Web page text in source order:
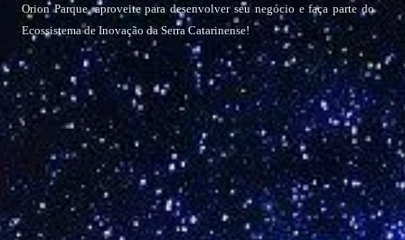
Orion Parque, aproveite para desenvolver seu negócio e faça parte do
Ecossistema de Inovação da Serra Catarinense!